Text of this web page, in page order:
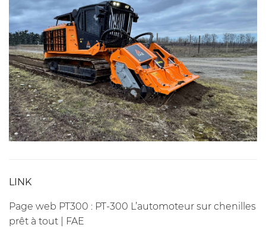
LINK
Page web PT300 : PT-300 L’automoteur sur chenilles
prêt à tout | FAE